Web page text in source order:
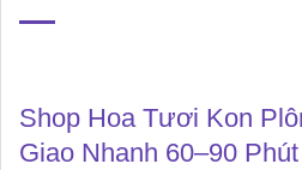
Shop Hoa Tươi Kon
Giao Nhanh 60–90